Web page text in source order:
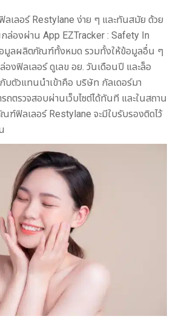
ลเลอร์ Restylane ง่าย ๆ และทันสมัย ด้วย
ล่องผ่าน App EZTracker : Safety In
อมูลผลิตภัณฑ์ทั้งหมด รวมทั้งให้ข้อมูลอื่น ๆ
งฟิลเลอร์ ดูเลข อย. วันเดือนปี และล็อ
บตัวแทนนำเข้าคือ บริษัท กัลเดอร์มา
ถตรวจสอบผ่านเว็บไซต์ได้ทันที และในสถาน
ฑ์ฟิลเลอร์ Restylane จะมีใบรับรองติดไว้